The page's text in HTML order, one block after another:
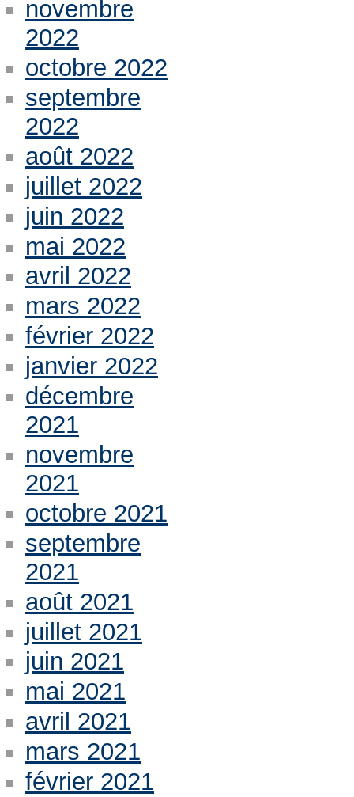
novembre
2022
octobre 2022
septembre
2022
août 2022
juillet 2022
juin 2022
mai 2022
avril 2022
mars 2022
février 2022
janvier 2022
décembre
2021
novembre
2021
octobre 2021
septembre
2021
août 2021
juillet 2021
juin 2021
mai 2021
avril 2021
mars 2021
février 2021